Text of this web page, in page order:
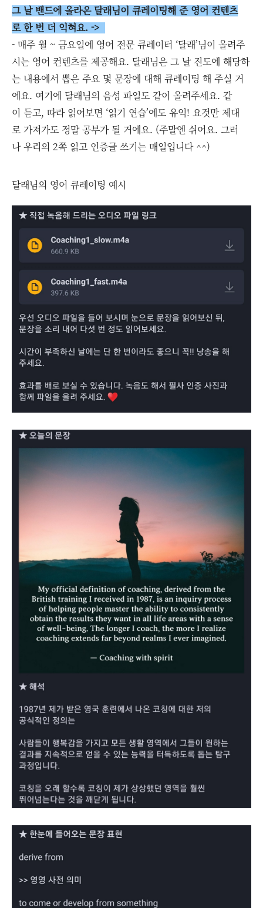
그 날 밴드에 올라온 달래님이 큐레이팅해 준 영어 컨텐츠
로 한 번 더 익혀요. ->
- 매주 월 ~ 금요일에 영어 전문 큐레이터 ‘달래’님이 올려주
시는 영어 컨텐츠를 제공해요. 달래님은 그 날 진도에 해당하
는 내용에서 뽑은 주요 몇 문장에 대해 큐레이팅 해 주실 거
에요. 여기에 달래님의 음성 파일도 같이 올려주세요. 같
이 듣고, 따라 읽어보면 ‘읽기 연습’에도 유익! 요것만 제대
로 가져가도 정말 공부가 될 거에요. (주말엔 쉬어요. 그러
나 우리의 2쪽 읽고 인증글 쓰기는 매일입니다 ^^)
달래님의 영어 큐레이팅 예시